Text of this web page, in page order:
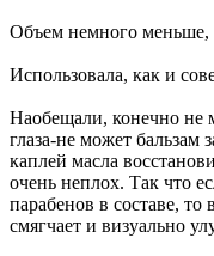
Объем немного меньше,
Использовала, как и
Наобещали, конечно не
глаза-не может
каплей масла
очень неплох. Так что
парабенов в составе,
смягчает и визуально